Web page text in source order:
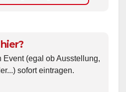
Event (egal ob Ausstellung,
sofort eintragen.